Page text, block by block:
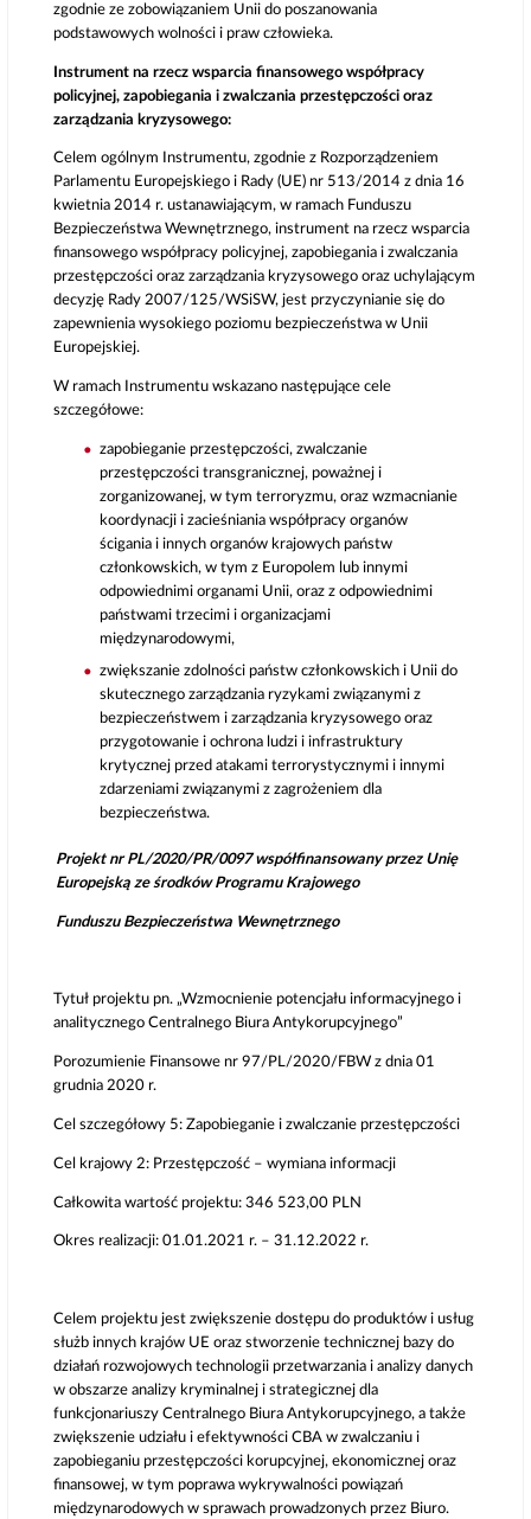
zgodnie ze zobowiązaniem Unii do poszanowania
podstawowych wolności i praw człowieka.
Instrument na rzecz wsparcia finansowego współpracy
policyjnej, zapobiegania i zwalczania przestępczości oraz
zarządzania kryzysowego:
Celem ogólnym Instrumentu, zgodnie z Rozporządzeniem
Parlamentu Europejskiego i Rady (UE) nr 513/2014 z dnia 16
kwietnia 2014 r. ustanawiającym, w ramach Funduszu
Bezpieczeństwa Wewnętrznego, instrument na rzecz wsparcia
finansowego współpracy policyjnej, zapobiegania i zwalczania
przestępczości oraz zarządzania kryzysowego oraz uchylającym
decyzję Rady 2007/125/WSiSW, jest przyczynianie się do
zapewnienia wysokiego poziomu bezpieczeństwa w Unii
Europejskiej.
W ramach Instrumentu wskazano następujące cele
szczegółowe:
zapobieganie przestępczości, zwalczanie
przestępczości transgranicznej, poważnej i
zorganizowanej, w tym terroryzmu, oraz wzmacnianie
koordynacji i zacieśniania współpracy organów
ścigania i innych organów krajowych państw
członkowskich, w tym z Europolem lub innymi
odpowiednimi organami Unii, oraz z odpowiednimi
państwami trzecimi i organizacjami
międzynarodowymi,
zwiększanie zdolności państw członkowskich i Unii do
skutecznego zarządzania ryzykami związanymi z
bezpieczeństwem i zarządzania kryzysowego oraz
przygotowanie i ochrona ludzi i infrastruktury
krytycznej przed atakami terrorystycznymi i innymi
zdarzeniami związanymi z zagrożeniem dla
bezpieczeństwa.
Projekt nr PL/2020/PR/0097współfinansowany przez Unię
Europejską ze środków Programu Krajowego
Funduszu Bezpieczeństwa Wewnętrznego
Tytuł projektu pn. „Wzmocnienie potencjału informacyjnego i
analitycznego Centralnego Biura Antykorupcyjnego”
Porozumienie Finansowe nr 97/PL/2020/FBW z dnia 01
grudnia 2020 r.
Cel szczegółowy 5: Zapobieganie i zwalczanie przestępczości
Cel krajowy 2: Przestępczość – wymiana informacji
Całkowita wartość projektu: 346 523,00 PLN
Okres realizacji: 01.01.2021 r. – 31.12.2022 r.
Celem projektu jest zwiększenie dostępu do produktów i usług
służb innych krajów UE oraz stworzenie technicznej bazy do
działań rozwojowych technologii przetwarzania i analizy danych
w obszarze analizy kryminalnej i strategicznej dla
funkcjonariuszy Centralnego Biura Antykorupcyjnego, a także
zwiększenie udziału i efektywności CBA w zwalczaniu i
zapobieganiu przestępczości korupcyjnej, ekonomicznej oraz
finansowej, w tym poprawa wykrywalności powiązań
międzynarodowych w sprawach prowadzonych przez Biuro.